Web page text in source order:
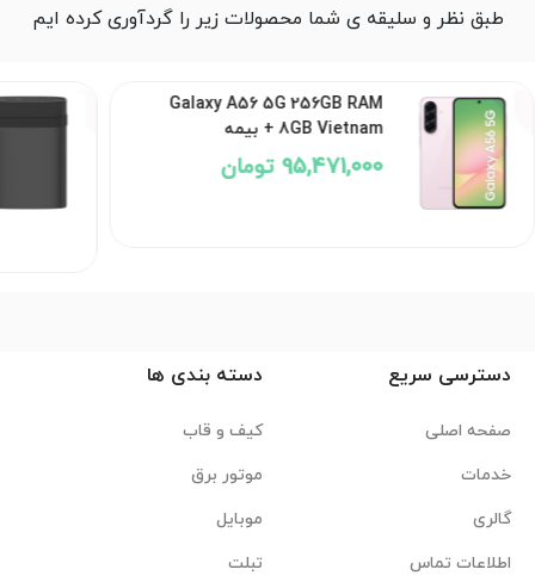
طبق نظر و سلیقه ی شما محصولات زیر را گردآوری کرده ایم
Galaxy A56 5G 256GB RAM
8GB Vietnam + بیمه
95,471,000 تومان
دسترسی سریع
صفحه اصلی
خدمات
گالری
اطلاعات تماس
دسته بندی ها
کیف و قاب
موتور برق
موبایل
تبلت